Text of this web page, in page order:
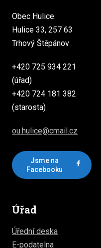
Obec Hulice
Hulice 33, 257 63
Trhový Štěpánov
+420 725 934 221
(úřad)
+420 724 181 382
(starosta)
ou.hulice@cmail.cz
Jsme na
Facebooku
Úřad
Úřední deska
E-podatelna